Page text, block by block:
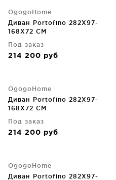
OgogoHome
Диван Portofino 282X97-
168X72 CM
Под заказ
214 200 руб
OgogoHome
Диван Portofino 282X97-
168X72 CM
Под заказ
214 200 руб
OgogoHome
Диван Portofino 282X97-